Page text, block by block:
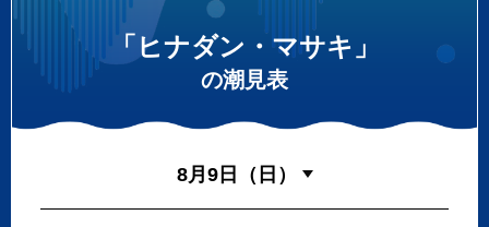
「ヒナダン・マサキ」
の潮見表